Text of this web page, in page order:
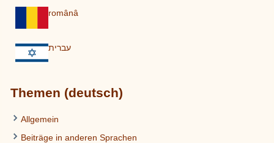
românâ
עברית
Themen (deutsch)
Allgemein
Beiträge in anderen Sprachen